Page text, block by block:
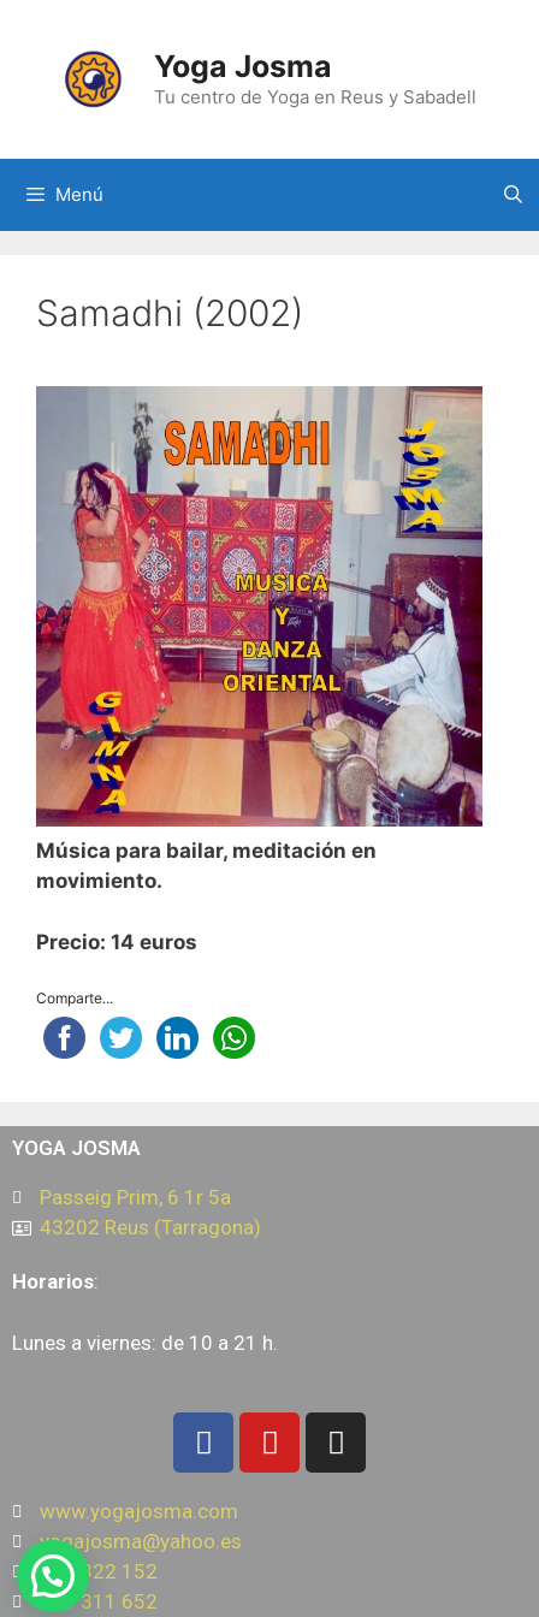
Yoga Josma
Tu centro de Yoga en Reus y Sabadell
Menú
Samadhi (2002)
Música para bailar, meditación en
movimiento.
Precio: 14 euros
Comparte...
YOGA JOSMA
Passeig Prim, 6 1r 5a
43202 Reus (Tarragona)
Horarios:
Lunes a viernes: de 10 a 21 h.
www.yogajosma.com
yogajosma@yahoo.es
977 322 152
639 311 652